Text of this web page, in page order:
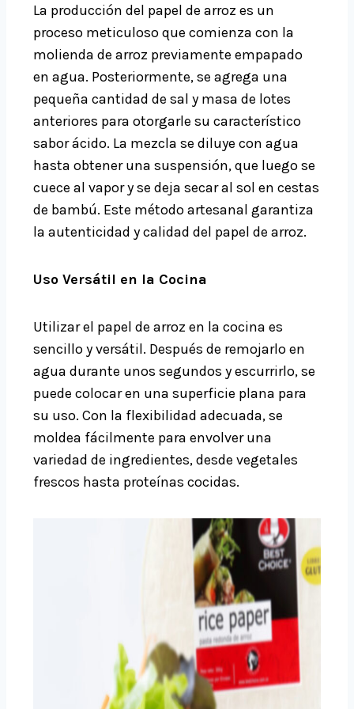
La producción del papel de arroz es un
proceso meticuloso que comienza con la
molienda de arroz previamente empapado
en agua. Posteriormente, se agrega una
pequeña cantidad de sal y masa de lotes
anteriores para otorgarle su característico
sabor ácido. La mezcla se diluye con agua
hasta obtener una suspensión, que luego se
cuece al vapor y se deja secar al sol en cestas
de bambú. Este método artesanal garantiza
la autenticidad y calidad del papel de arroz.
Uso Versátil en la Cocina
Utilizar el papel de arroz en la cocina es
sencillo y versátil. Después de remojarlo en
agua durante unos segundos y escurrirlo, se
puede colocar en una superficie plana para
su uso. Con la flexibilidad adecuada, se
moldea fácilmente para envolver una
variedad de ingredientes, desde vegetales
frescos hasta proteínas cocidas.